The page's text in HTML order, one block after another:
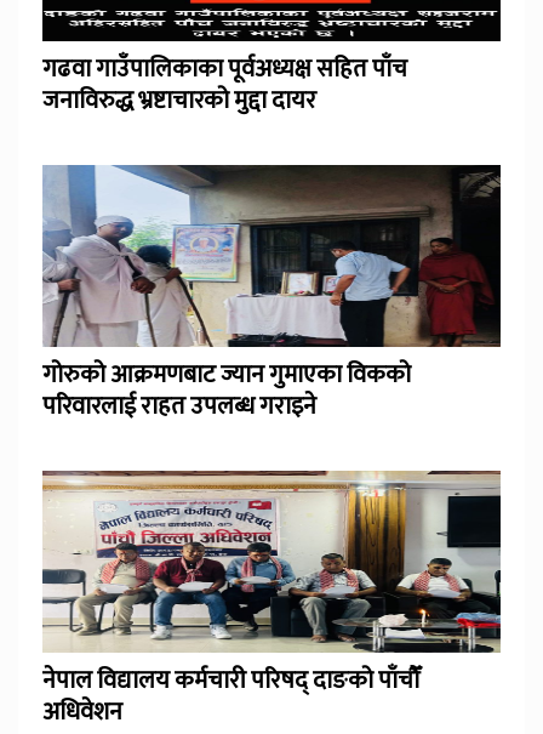
गढवा गाउँपालिकाका पूर्वअध्यक्ष सहित पाँच
जनाविरुद्ध भ्रष्टाचारको मुद्दा दायर
गोरुको आक्रमणबाट ज्यान गुमाएका विकको
परिवारलाई राहत उपलब्ध गराइने
नेपाल विद्यालय कर्मचारी परिषद् दाङको पाँचौँ
अधिवेशन